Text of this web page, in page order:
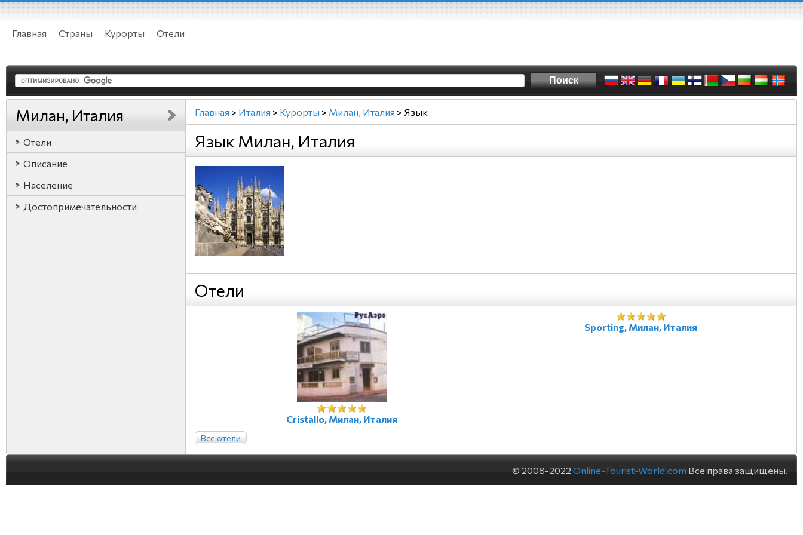
Главная Страны Курорты Отели
Милан, Италия
Отели
Описание
Население
Достопримечательности
Главная > Италия > Курорты > Милан, Италия > Язык
Язык Милан, Италия
Отели
Cristallo, Милан, Италия
Sporting, Милан, Италия
Все отели
© 2008-2022 Online-Tourist-World.com Все права защищены.